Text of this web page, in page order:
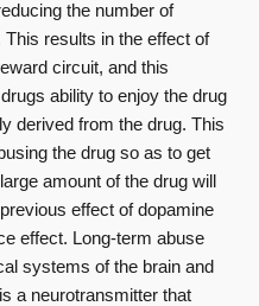
the number of
results in the effect of
circuit, and this
ability to enjoy the drug
derived from the drug. This
the drug so as to get
amount of the drug will
effect of dopamine
effect. Long-term abuse
systems of the brain and
a neurotransmitter that